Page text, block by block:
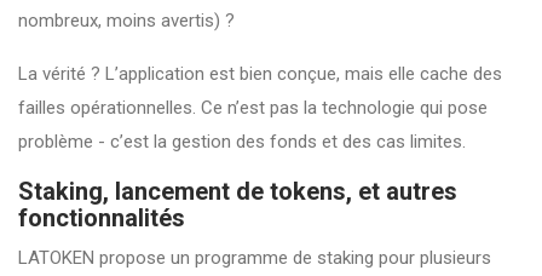
nombreux, moins avertis) ?
La vérité ? L’application est bien conçue, mais elle cache des
failles opérationnelles. Ce n’est pas la technologie qui pose
problème - c’est la gestion des fonds et des cas limites.
Staking, lancement de tokens, et autres
fonctionnalités
LATOKEN propose un programme de staking pour plusieurs